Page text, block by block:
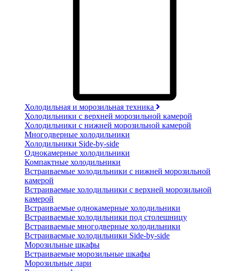
Холодильная и морозильная техника
Холодильники с верхней морозильной камерой
Холодильники с нижней морозильной камерой
Многодверные холодильники
Холодильники Side-by-side
Однокамерные холодильники
Компактные холодильники
Встраиваемые холодильники с нижней морозильной
камерой
Встраиваемые холодильники с верхней морозильной
камерой
Встраиваемые однокамерные холодильники
Встраиваемые холодильники под столешницу
Встраиваемые многодверные холодильники
Встраиваемые холодильники Side-by-side
Морозильные шкафы
Встраиваемые морозильные шкафы
Морозильные лари